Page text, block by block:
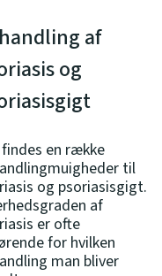
af
og
findes en række
til
og psoriasisgigt.
af
er ofte
for hvilken
man bliver